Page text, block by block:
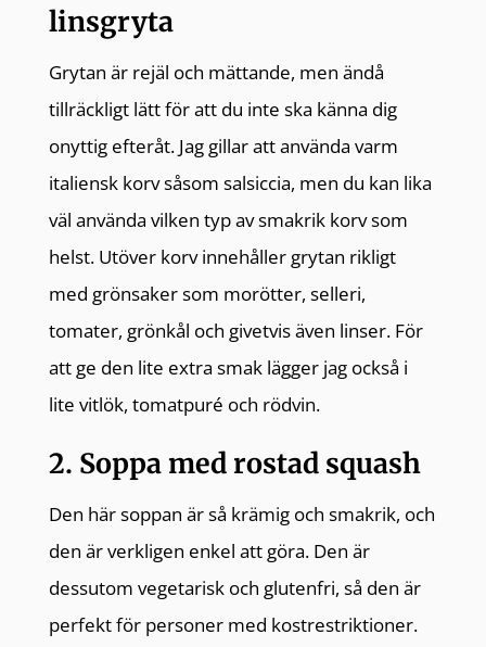
linsgryta
Grytan är rejäl och mättande, men ändå
tillräckligt lätt för att du inte ska känna dig
onyttig efteråt. Jag gillar att använda varm
italiensk korv såsom salsiccia, men du kan lika
väl använda vilken typ av smakrik korv som
helst. Utöver korv innehåller grytan rikligt
med grönsaker som morötter, selleri,
tomater, grönkål och givetvis även linser. För
att ge den lite extra smak lägger jag också i
lite vitlök, tomatpuré och rödvin.
2. Soppa med rostad squash
Den här soppan är så krämig och smakrik, och
den är verkligen enkel att göra. Den är
dessutom vegetarisk och glutenfri, så den är
perfekt för personer med kostrestriktioner.